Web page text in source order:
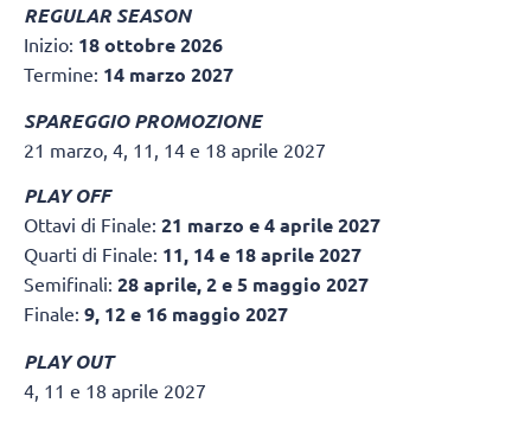
REGULAR SEASON
Inizio: 18 ottobre 2026
Termine: 14 marzo 2027
SPAREGGIO PROMOZIONE
21 marzo, 4, 11, 14 e 18 aprile 2027
PLAY OFF
Ottavi di Finale: 21 marzo e 4 aprile 2027
Quarti di Finale: 11, 14 e 18 aprile 2027
Semifinali: 28 aprile, 2 e 5 maggio 2027
Finale: 9, 12 e 16 maggio 2027
PLAY OUT
4, 11 e 18 aprile 2027